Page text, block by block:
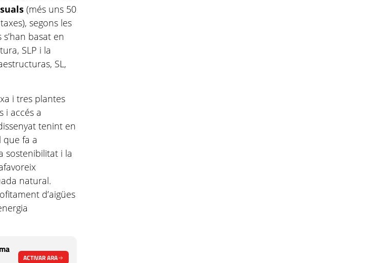
(més uns 50
segons les
basat en
SLP i la
SL,
i tres plantes
i accés a
tenint en
que fa a
sostenibilitat i la
natural.
d’aigües
ACTIVAR ARA